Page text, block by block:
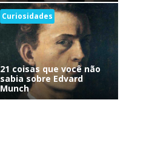
Curiosidades
21 coisas que você não
sabia sobre Edvard
Munch